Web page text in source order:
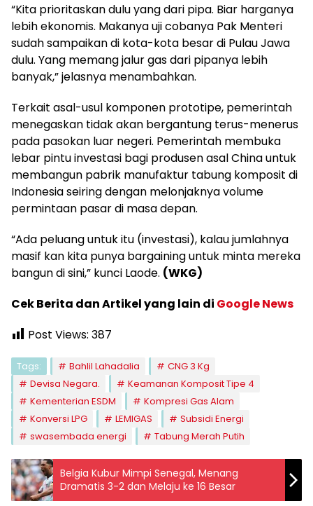
“Kita prioritaskan dulu yang dari pipa. Biar harganya
lebih ekonomis. Makanya uji cobanya Pak Menteri
sudah sampaikan di kota-kota besar di Pulau Jawa
dulu. Yang memang jalur gas dari pipanya lebih
banyak,” jelasnya menambahkan.
Terkait asal-usul komponen prototipe, pemerintah
menegaskan tidak akan bergantung terus-menerus
pada pasokan luar negeri. Pemerintah membuka
lebar pintu investasi bagi produsen asal China untuk
membangun pabrik manufaktur tabung komposit di
Indonesia seiring dengan melonjaknya volume
permintaan pasar di masa depan.
“Ada peluang untuk itu (investasi), kalau jumlahnya
masif kan kita punya bargaining untuk minta mereka
bangun di sini,” kunci Laode. (WKG)
Cek Berita dan Artikel yang lain di Google News
Post Views: 387
Tags: Bahlil Lahadalia
CNG 3 Kg
Devisa Negara.
Keamanan Komposit Tipe 4
Kementerian ESDM
Kompresi Gas Alam
Konversi LPG
LEMIGAS
Subsidi Energi
swasembada energi
Tabung Merah Putih
Belgia Kubur Mimpi Senegal, Menang
Dramatis 3-2 dan Melaju ke 16 Besar